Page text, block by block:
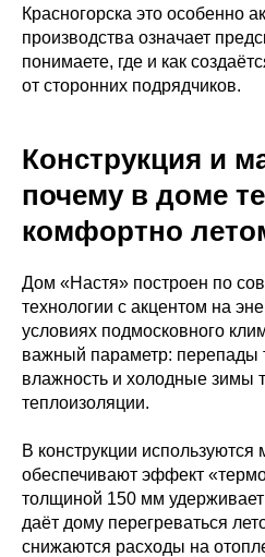
Красногорска это особенно
производства означает
понимаете, где и как
от сторонних подрядчиков.
Конструкция и
почему в доме
комфортно
Дом «Настя» построен по
технологии с акцентом на
условиях подмосковного
важный параметр: перепады
влажность и холодные зимы
теплоизоляции.
В конструкции
обеспечивают эффект
толщиной 150 мм
даёт дому перегреваться
снижаются расходы на